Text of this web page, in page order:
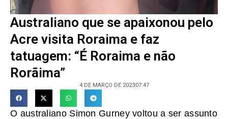
Australiano que se apaixonou pelo
Acre visita Roraima e faz
tatuagem: “É Roraima e não
Rorãima”
4 DE MARÇO DE 202307:47
O australiano Simon Gurney voltou a ser assunto